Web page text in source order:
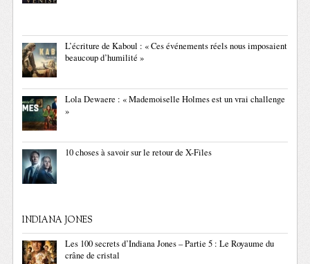
L’écriture de Kaboul : « Ces événements réels nous imposaient
beaucoup d’humilité »
Lola Dewaere : « Mademoiselle Holmes est un vrai challenge
»
10 choses à savoir sur le retour de X-Files
INDIANA JONES
Les 100 secrets d’Indiana Jones – Partie 5 : Le Royaume du
crâne de cristal